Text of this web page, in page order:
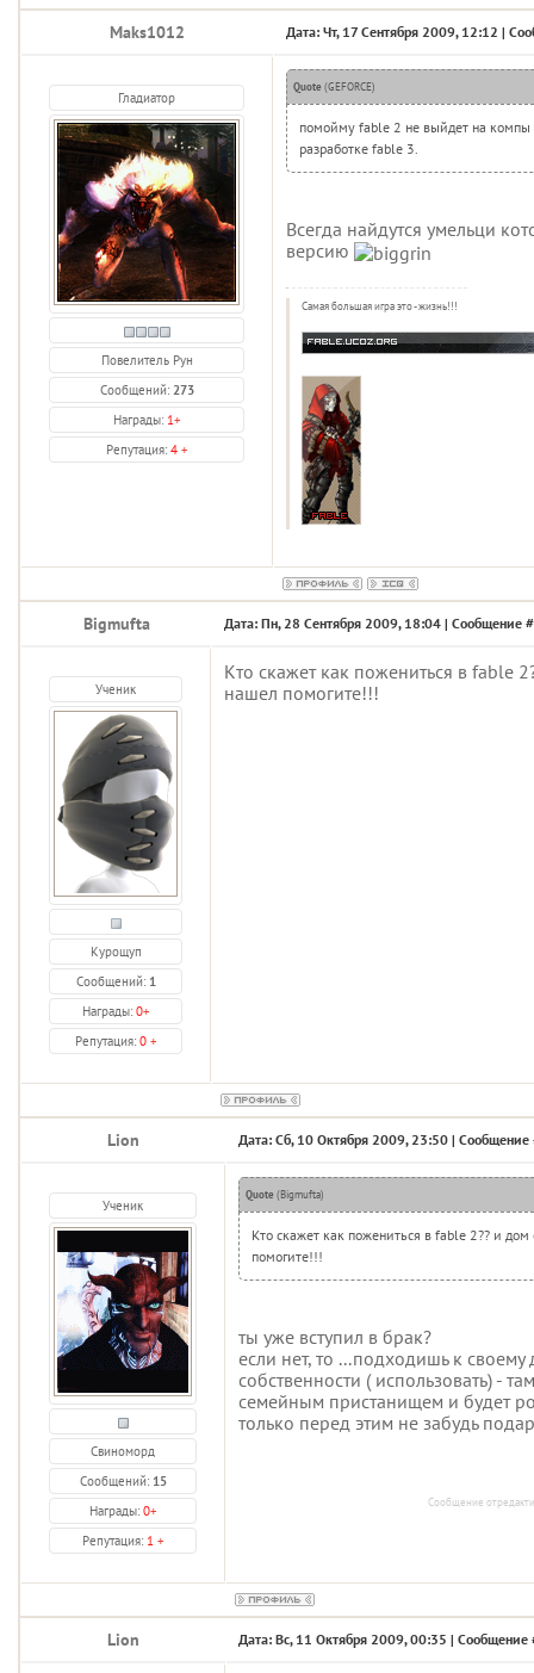
Maks1012 Дата: Чт, 17 Сентября 2009, 12:12 |
Гладиатор
Повелитель Рун
Сообщений: 273
Награды: 1+
Репутация: 4 +
Quote (GEFORCE)
помойму fable 2 не выйдет на компы
разработке fable 3.
Всегда найдутся умельци
версию
Самая большая игра это - жизнь!!!
Bigmufta Дата: Пн, 28 Сентября 2009, 18:04 | Сообщение
Ученик
Курощуп
Сообщений: 1
Награды: 0+
Репутация: 0 +
Кто скажет как пожениться в fable
нашел помогите!!!
Lion Дата: Сб, 10 Октября 2009, 23:50 |
Ученик
Свиноморд
Сообщений: 15
Награды: 0+
Репутация: 1 +
Quote (Bigmufta)
Кто скажет как пожениться в fable 2?? и дом
помогите!!!
ты уже вступил в брак?
если нет, то ...подходишь к
собственности ( использовать) -
семейным пристанищем и будет
только перед этим не забудь
Сообщение
Lion Дата: Вс, 11 Октября 2009, 00:35 |